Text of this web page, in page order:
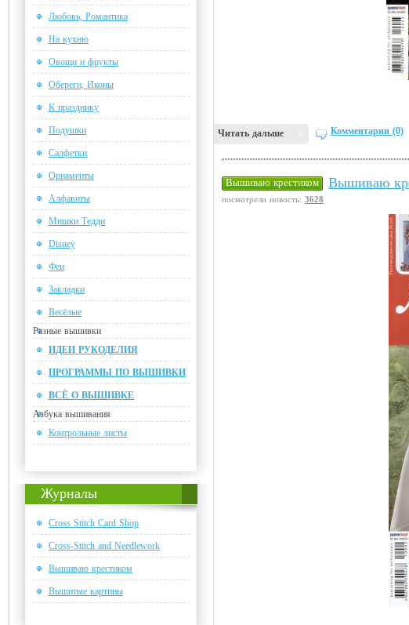
Любовь, Романтика
На кухню
Овощи и фрукты
Обереги, Иконы
К празднику
Подушки
Салфетки
Орнаменты
Алфавиты
Мишки Тедди
Disney
Феи
Закладки
Весёлые
Разные вышивки
ИДЕИ РУКОДЕЛИЯ
ПРОГРАММЫ ПО ВЫШИВКИ
ВСЁ О ВЫШИВКЕ
Азбука вышивания
Контрольные листы
Журналы
Cross Stitch Card Shop
Cross-Stitch and Needlework
Вышиваю крестиком
Вышитые картины
Читать дальше Комментарии (0)
Вышиваю крестиком Вышиваю
посмотрели новость: 3628